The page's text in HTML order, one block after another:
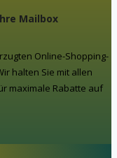
Mailbox
Online-Shopping-
halten Sie mit allen
maximale Rabatte auf